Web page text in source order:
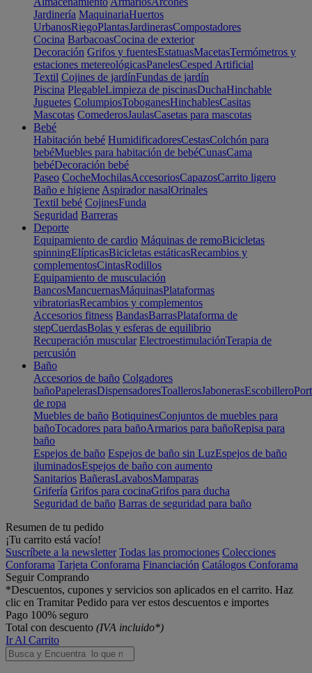
Jardinería MaquinariaHuertos
UrbanosRiegoPlantasJardinerasCompostadores
Cocina BarbacoasCocina de exterior
Decoración Grifos y fuentesEstatuasMacetasTermómetros y
estaciones metereológicasPanelesCesped Artificial
Textil Cojines de jardínFundas de jardín
Piscina PlegableLimpieza de piscinasDuchaHinchable
Juguetes ColumpiosToboganesHinchablesCasitas
Mascotas ComederosJaulasCasetas para mascotas
Bebé
Habitación bebé HumidificadoresCestasColchón para
bebéMuebles para habitación de bebéCunasCama
bebéDecoración bebé
Paseo CocheMochilasAccesoriosCapazosCarrito ligero
Baño e higiene Aspirador nasalOrinales
Textil bebé CojinesFunda
Seguridad Barreras
Deporte
Equipamiento de cardio Máquinas de remoBicicletas
spinningElípticasBicicletas estáticasRecambios y
complementosCintasRodillos
Equipamiento de musculación
BancosMancuernasMáquinasPlataformas
vibratoriasRecambios y complementos
Accesorios fitness BandasBarrasPlataforma de
stepCuerdasBolas y esferas de equilibrio
Recuperación muscular ElectroestimulaciónTerapia de
percusión
Baño
Accesorios de baño Colgadores
bañoPapelerasDispensadoresToallerosJabonerasEscobillero
de ropa
Muebles de baño BotiquinesConjuntos de muebles para
bañoTocadores para bañoArmarios para bañoRepisa para
baño
Espejos de baño Espejos de baño sin LuzEspejos de baño
iluminadosEspejos de baño con aumento
Sanitarios BañerasLavabosMamparas
Grifería Grifos para cocinaGrifos para ducha
Seguridad de baño Barras de seguridad para baño
Resumen de tu pedido
¡Tu carrito está vacío!
Suscríbete a la newsletter Todas las promociones Colecciones
Conforama Tarjeta Conforama Financiación Catálogos Conforama
Seguir Comprando
*Descuentos, cupones y servicios son aplicados en el carrito. Haz
clic en Tramitar Pedido para ver estos descuentos e importes
Pago 100% seguro
Total con descuento (IVA incluido*)
Ir Al Carrito